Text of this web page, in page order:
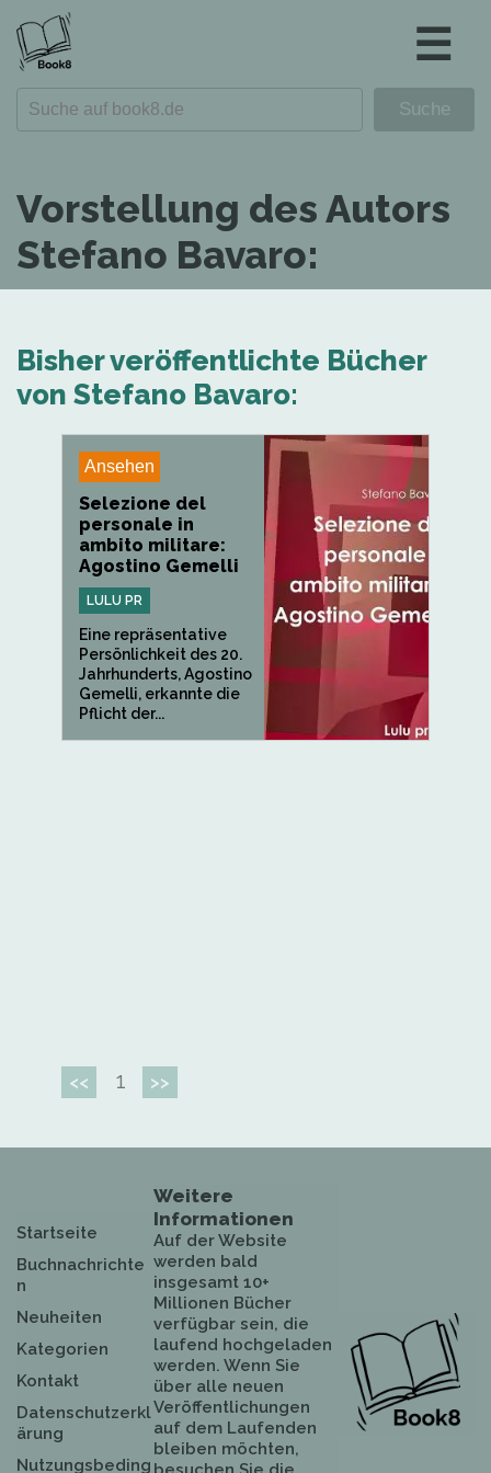
☰
Vorstellung des Autors
Stefano Bavaro:
Bisher veröffentlichte Bücher
von Stefano Bavaro:
Ansehen
Selezione del
personale in
ambito militare:
Agostino Gemelli
LULU PR
Eine repräsentative
Persönlichkeit des 20.
Jahrhunderts, Agostino
Gemelli, erkannte die
Pflicht der...
<< 1 >>
Startseite
Buchnachrichte
n
Neuheiten
Kategorien
Kontakt
Datenschutzerkl
ärung
Nutzungsbeding
Weitere
Informationen
Auf der Website
werden bald
insgesamt 10+
Millionen Bücher
verfügbar sein, die
laufend hochgeladen
werden. Wenn Sie
über alle neuen
Veröffentlichungen
auf dem Laufenden
bleiben möchten,